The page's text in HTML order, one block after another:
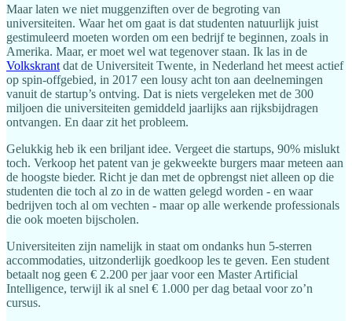
Maar laten we niet muggenziften over de begroting van
universiteiten. Waar het om gaat is dat studenten natuurlijk juist
gestimuleerd moeten worden om een bedrijf te beginnen, zoals in
Amerika. Maar, er moet wel wat tegenover staan. Ik las in de
Volkskrant dat de Universiteit Twente, in Nederland het meest actief
op spin-offgebied, in 2017 een lousy acht ton aan deelnemingen
vanuit de startup’s ontving. Dat is niets vergeleken met de 300
miljoen die universiteiten gemiddeld jaarlijks aan rijksbijdragen
ontvangen. En daar zit het probleem.
Gelukkig heb ik een briljant idee. Vergeet die startups, 90% mislukt
toch. Verkoop het patent van je gekweekte burgers maar meteen aan
de hoogste bieder. Richt je dan met de opbrengst niet alleen op die
studenten die toch al zo in de watten gelegd worden - en waar
bedrijven toch al om vechten - maar op alle werkende professionals
die ook moeten bijscholen.
Universiteiten zijn namelijk in staat om ondanks hun 5-sterren
accommodaties, uitzonderlijk goedkoop les te geven. Een student
betaalt nog geen € 2.200 per jaar voor een Master Artificial
Intelligence, terwijl ik al snel € 1.000 per dag betaal voor zo’n
cursus.